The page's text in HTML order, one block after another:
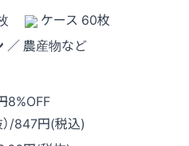
ケース 60枚
／ 農産物など
8%OFF
/847円(税込)